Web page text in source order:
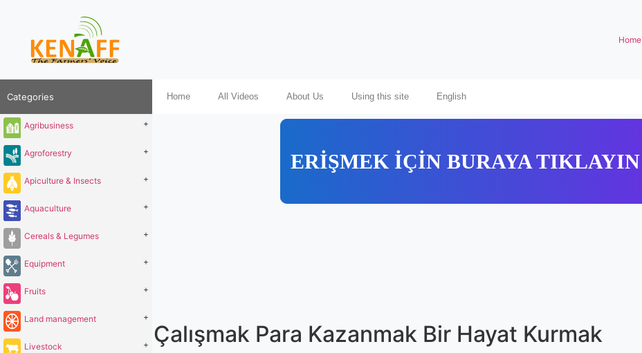
Home
Categories
Agribusiness +
Agroforestry +
Apiculture & Insects +
Aquaculture +
Cereals & Legumes +
Equipment +
Fruits +
Land management +
Livestock +
Home All Videos About Us Using this site English
ERİŞMEK İÇİN BURAYA TIKLAYIN
Aslında Çalışmak Para Kazanmak Bir Hayat Kurmak